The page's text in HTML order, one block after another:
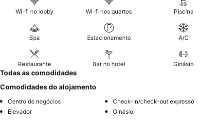
Wi-fi no lobby Wi-fi nos quartos Piscina
Spa Estacionamento A/C
Restaurante Bar no hotel Ginásio
Todas as comodidades
Comodidades do alojamento
Centro de negócios
Check-in/check-out expresso
Elevador
Ginásio